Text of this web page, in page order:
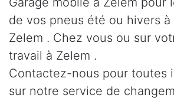
de vos pneus été ou hivers
Zelem . Chez vous ou sur
travail à Zelem .
Contactez-nous pour toutes
sur notre service de